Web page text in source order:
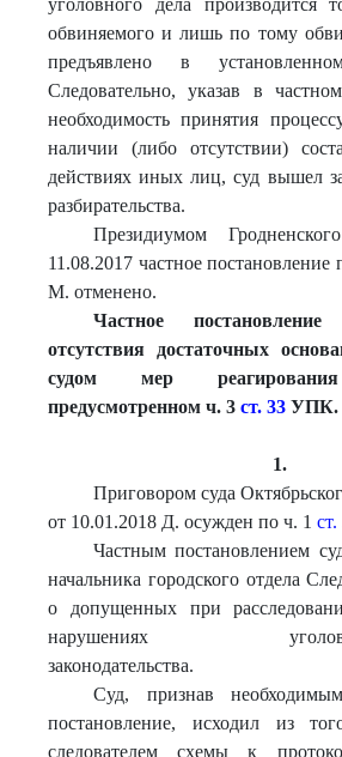
уголовного дела производится
обвиняемого и лишь по тому
предъявлено в
Следовательно, указав в
необходимость принятия
наличии (либо отсутствии)
действиях иных лиц, суд вышел
разбирательства.
Президиумом
11.08.2017 частное
М. отменено.
Частное
отсутствия достаточных
судом мер
предусмотренном ч. 3 ст. 33 УПК.
1.
Приговором суда
от 10.01.2018 Д. осужден по ч. 1
Частным постановлением
начальника городского отдела
о допущенных при
нарушениях уголовно-
законодательства.
Суд, признав
постановление, исходил из
следователем схемы к